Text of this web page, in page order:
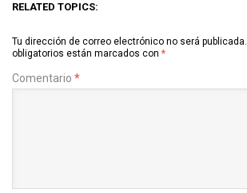
RELATED TOPICS:
Tu dirección de correo electrónico no será publicada.
obligatorios están marcados con *
Comentario *